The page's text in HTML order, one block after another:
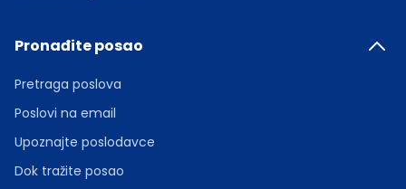
Pronađite posao
Pretraga poslova
Poslovi na email
Upoznajte poslodavce
Dok tražite posao